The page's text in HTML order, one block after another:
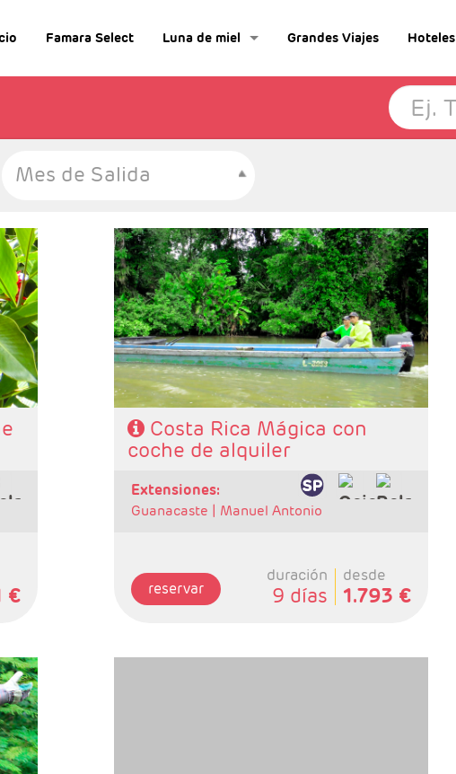
Famara Select Luna de miel Grandes Viajes Hoteles
Mes de Salida
€
- Salidas: Diarias
- Ruta: 1 noche San José, 2 noches Tortuguero,
2 noches Arenal y 2 noches Monteverde.
- Categoría hotelera: Standard, Primera o
Semilujo
- Régimen: 7 desayunos, 3 almuerzos y 2
cenas.
Costa Rica Mágica con
coche de alquiler
extensiones:
Guanacaste | Manuel Antonio
reservar
duración
9 días
desde
1.793 €
2